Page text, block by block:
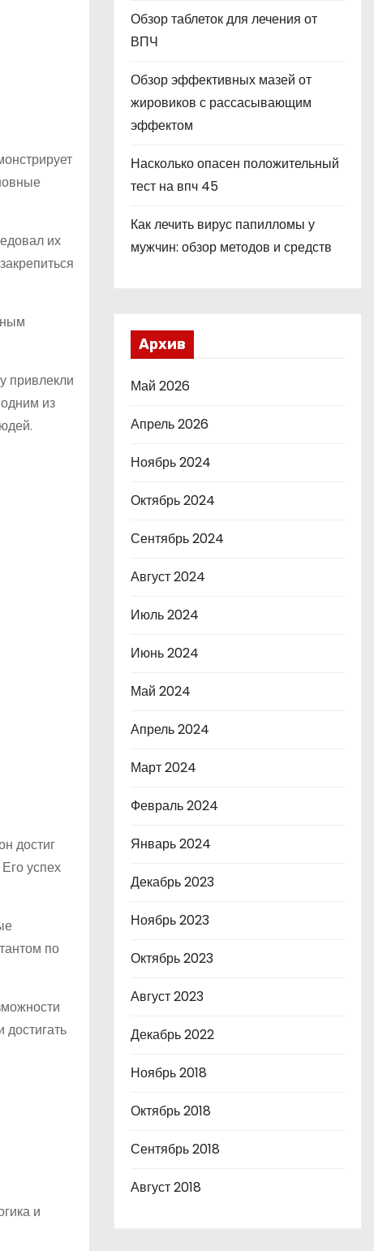
их
привлекли
из
достиг
успех
по
и
Обзор таблеток для лечения от
ВПЧ
Обзор эффективных мазей от
жировиков с рассасывающим
эффектом
Насколько опасен положительный
тест на впч 45
Как лечить вирус папилломы у
мужчин: обзор методов и средств
Архив
Май 2026
Апрель 2026
Ноябрь 2024
Октябрь 2024
Сентябрь 2024
Август 2024
Июль 2024
Июнь 2024
Май 2024
Апрель 2024
Март 2024
Февраль 2024
Январь 2024
Декабрь 2023
Ноябрь 2023
Октябрь 2023
Август 2023
Декабрь 2022
Ноябрь 2018
Октябрь 2018
Сентябрь 2018
Август 2018